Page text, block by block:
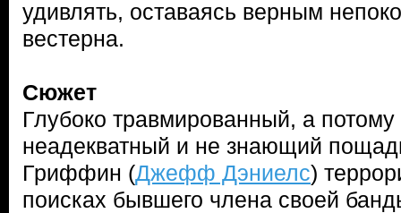
удивлять, оставаясь верным
вестерна.
Сюжет
Глубоко травмированный, а
неадекватный и не знающий
Гриффин (Джефф Дэниелс)
поисках бывшего члена своей